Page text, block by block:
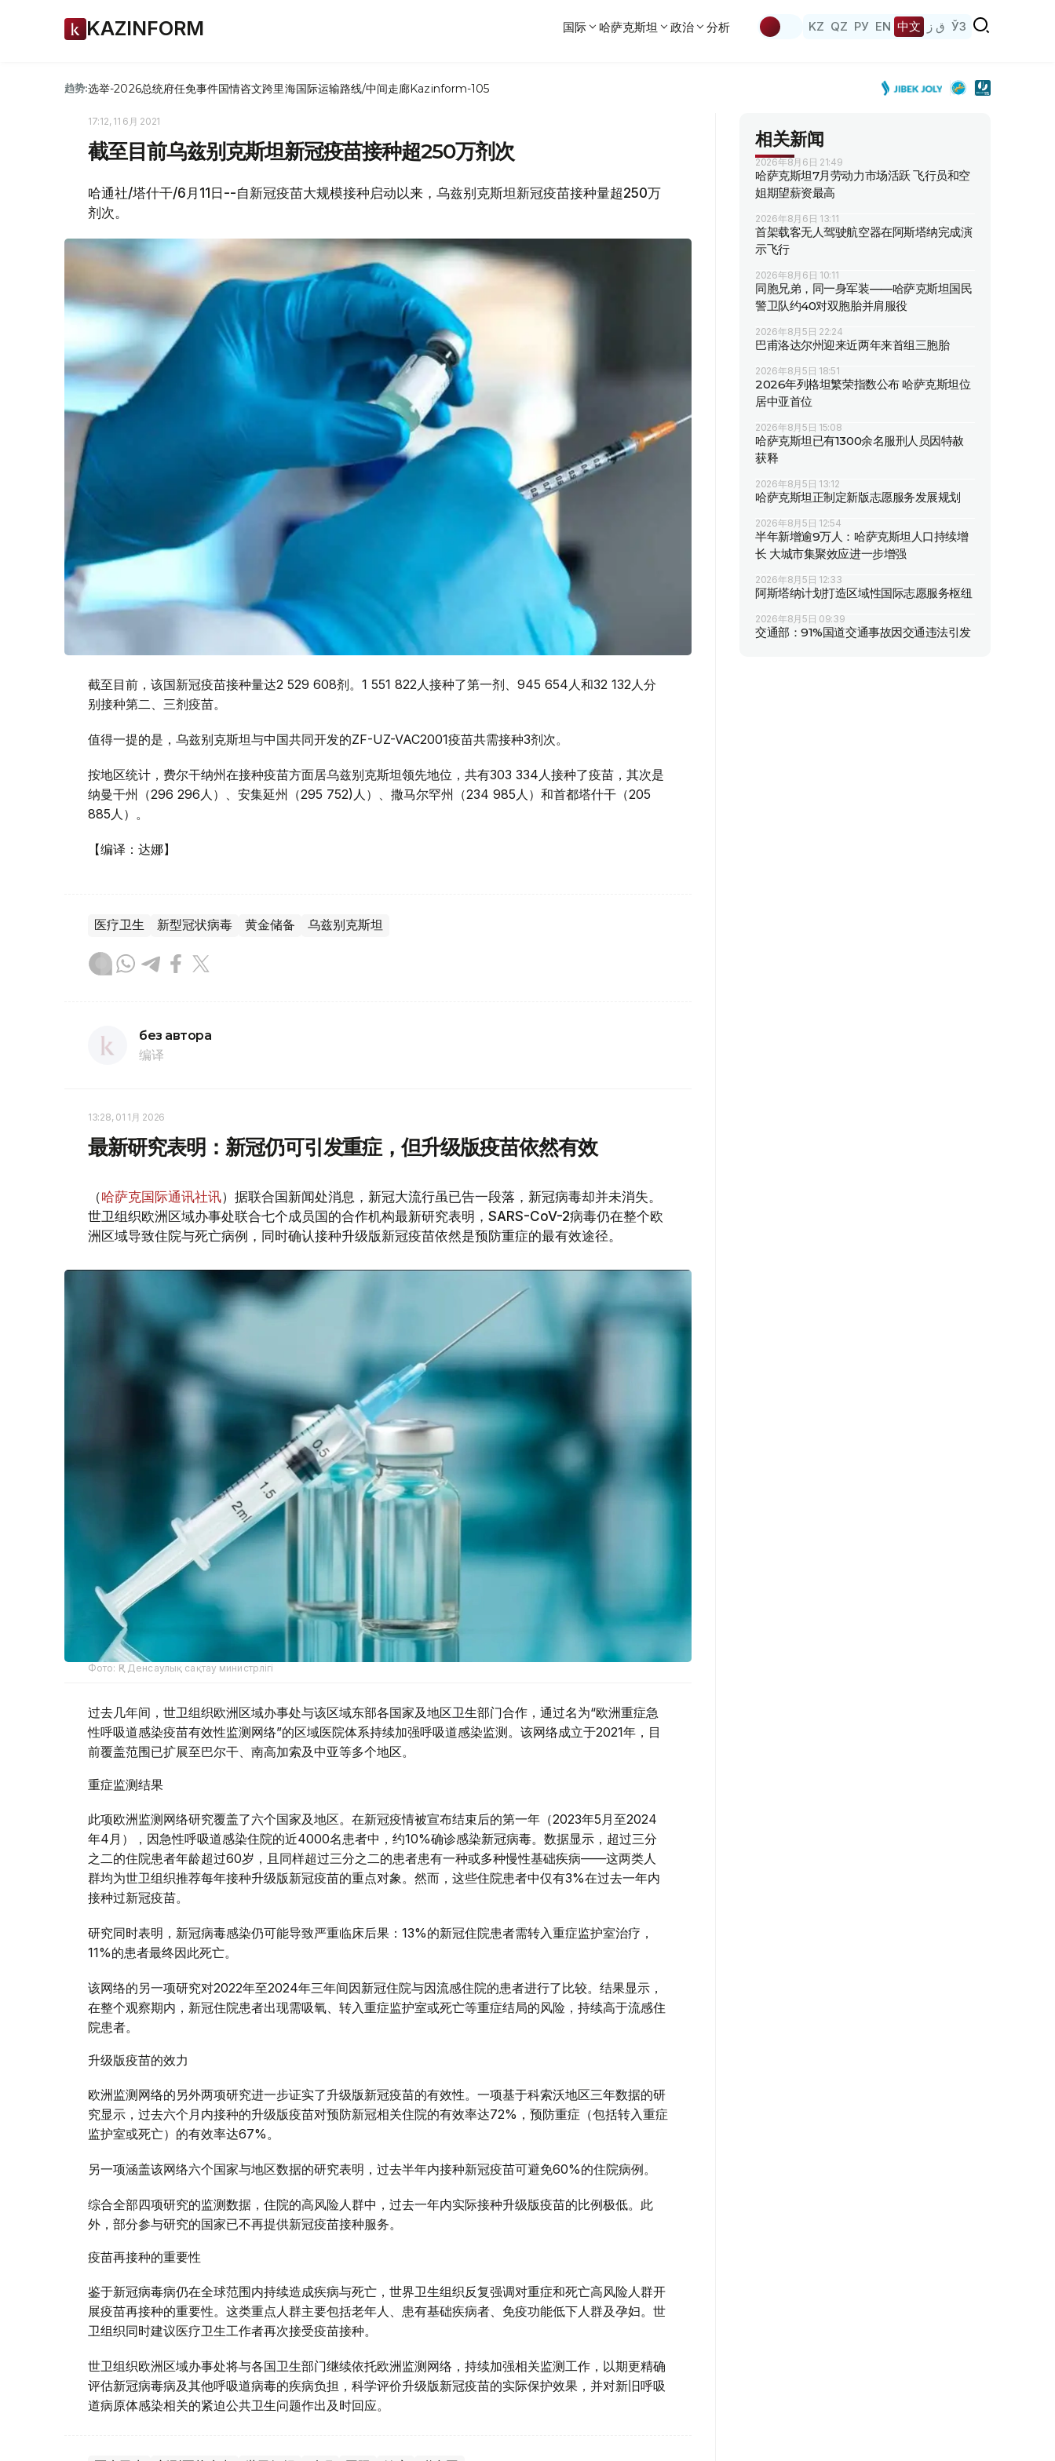
KAZINFORM 国际 哈萨克斯坦 政治 分析 KZ QZ РУ EN 中文 ق ز ЎЗ
趋势:选举-2026总统府任免事件国情咨文跨里海国际运输路线/中间走廊Kazinform-105
17:12, 11 6月 2021
截至目前乌兹别克斯坦新冠疫苗接种超250万剂次
哈通社/塔什干/6月11日--自新冠疫苗大规模接种启动以来，乌兹别克斯坦新冠疫苗接种量超250万
剂次。
截至目前，该国新冠疫苗接种量达2 529 608剂。1 551 822人接种了第一剂、​945 654人和32 132人分
别接种第二、三剂疫苗。
值得一提的是，乌兹别克斯坦与中国共同开发的ZF-UZ-VAC2001疫苗共需接种3剂次。
按地区统计，费尔干纳州在接种疫苗方面居乌兹别克斯坦领先地位，共有303 334人接种了疫苗，其次是
纳曼干州（296 296人）、安集延州（295 752)人）、撒马尔罕州（234 985人）和首都塔什干（205
885人）。
【编译：达娜】
医疗卫生 新型冠状病毒 黄金储备 乌兹别克斯坦
без автора
编译
13:28, 01 1月 2026
最新研究表明：新冠仍可引发重症，但升级版疫苗依然有效
（哈萨克国际通讯社讯）据联合国新闻处消息，新冠大流行虽已告一段落，新冠病毒却并未消失。
世卫组织欧洲区域办事处联合七个成员国的合作机构最新研究表明，SARS-CoV-2病毒仍在整个欧
洲区域导致住院与死亡病例，同时确认接种升级版新冠疫苗依然是预防重症的最有效途径。
Фото: ҚР Денсаулық сақтау министрлігі
过去几年间，世卫组织欧洲区域办事处与该区域东部各国家及地区卫生部门合作，通过名为“欧洲重症急
性呼吸道感染疫苗有效性监测网络”的区域医院体系持续加强呼吸道感染监测。该网络成立于2021年，目
前覆盖范围已扩展至巴尔干、南高加索及中亚等多个地区。
重症监测结果
此项欧洲监测网络研究覆盖了六个国家及地区。在新冠疫情被宣布结束后的第一年（2023年5月至2024
年4月），因急性呼吸道感染住院的近4000名患者中，约10%确诊感染新冠病毒。数据显示，超过三分
之二的住院患者年龄超过60岁，且同样超过三分之二的患者患有一种或多种慢性基础疾病——这两类人
群均为世卫组织推荐每年接种升级版新冠疫苗的重点对象。然而，这些住院患者中仅有3%在过去一年内
接种过新冠疫苗。
研究同时表明，新冠病毒感染仍可能导致严重临床后果：13%的新冠住院患者需转入重症监护室治疗，
11%的患者最终因此死亡。
该网络的另一项研究对2022年至2024年三年间因新冠住院与因流感住院的患者进行了比较。结果显示，
在整个观察期内，新冠住院患者出现需吸氧、转入重症监护室或死亡等重症结局的风险，持续高于流感住
院患者。
升级版疫苗的效力
欧洲监测网络的另外两项研究进一步证实了升级版新冠疫苗的有效性。一项基于科索沃地区三年数据的研
究显示，过去六个月内接种的升级版疫苗对预防新冠相关住院的有效率达72%，预防重症（包括转入重症
监护室或死亡）的有效率达67%。
另一项涵盖该网络六个国家与地区数据的研究表明，过去半年内接种新冠疫苗可避免60%的住院病例。
综合全部四项研究的监测数据，住院的高风险人群中，过去一年内实际接种升级版疫苗的比例极低。此
外，部分参与研究的国家已不再提供新冠疫苗接种服务。
疫苗再接种的重要性
鉴于新冠病毒病仍在全球范围内持续造成疾病与死亡，世界卫生组织反复强调对重症和死亡高风险人群开
展疫苗再接种的重要性。这类重点人群主要包括老年人、患有基础疾病者、免疫功能低下人群及孕妇。世
卫组织同时建议医疗卫生工作者再次接受疫苗接种。
世卫组织欧洲区域办事处将与各国卫生部门继续依托欧洲监测网络，持续加强相关监测工作，以期更精确
评估新冠病毒病及其他呼吸道病毒的疾病负担，科学评价升级版新冠疫苗的实际保护效果，并对新旧呼吸
道病原体感染相关的紧迫公共卫生问题作出及时回应。
相关新闻
2026年8月6日 21:49
哈萨克斯坦7月劳动力市场活跃 飞行员和空
姐期望薪资最高
2026年8月6日 13:11
首架载客无人驾驶航空器在阿斯塔纳完成演
示飞行
2026年8月6日 10:11
同胞兄弟，同一身军装——哈萨克斯坦国民
警卫队约40对双胞胎并肩服役
2026年8月5日 22:24
巴甫洛达尔州迎来近两年来首组三胞胎
2026年8月5日 18:51
2026年列格坦繁荣指数公布 哈萨克斯坦位
居中亚首位
2026年8月5日 15:08
哈萨克斯坦已有1300余名服刑人员因特赦
获释
2026年8月5日 13:12
哈萨克斯坦正制定新版志愿服务发展规划
2026年8月5日 12:54
半年新增逾9万人：哈萨克斯坦人口持续增
长 大城市集聚效应进一步增强
2026年8月5日 12:33
阿斯塔纳计划打造区域性国际志愿服务枢纽
2026年8月5日 09:39
交通部：91%国道交通事故因交通违法引发